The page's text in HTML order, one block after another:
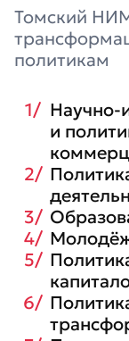
Томский
политикам
Научно-
и